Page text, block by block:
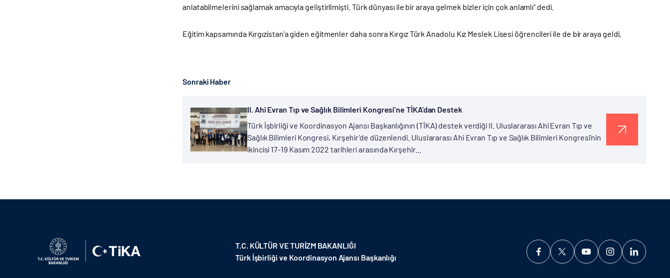
anlatabilmelerini sağlamak amacıyla geliştirilmişti. Türk dünyası ile bir araya gelmek bizler için çok anlamlı” dedi.
Eğitim kapsamında Kırgızistan’a giden eğitmenler daha sonra Kırgız Türk Anadolu Kız Meslek Lisesi öğrencileri ile de bir araya geldi.
Sonraki Haber
II. Ahi Evran Tıp ve Sağlık Bilimleri Kongresi’ne TİKA’dan Destek
Türk İşbirliği ve Koordinasyon Ajansı Başkanlığının (TİKA) destek verdiği II. Uluslararası Ahi Evran Tıp ve
Sağlık Bilimleri Kongresi, Kırşehir’de düzenlendi. Uluslararası Ahi Evran Tıp ve Sağlık Bilimleri Kongresi’nin
ikincisi 17-19 Kasım 2022 tarihleri arasında Kırşehir...
T.C. KÜLTÜR VE TURİZM BAKANLIĞI
Türk İşbirliği ve Koordinasyon Ajansı Başkanlığı